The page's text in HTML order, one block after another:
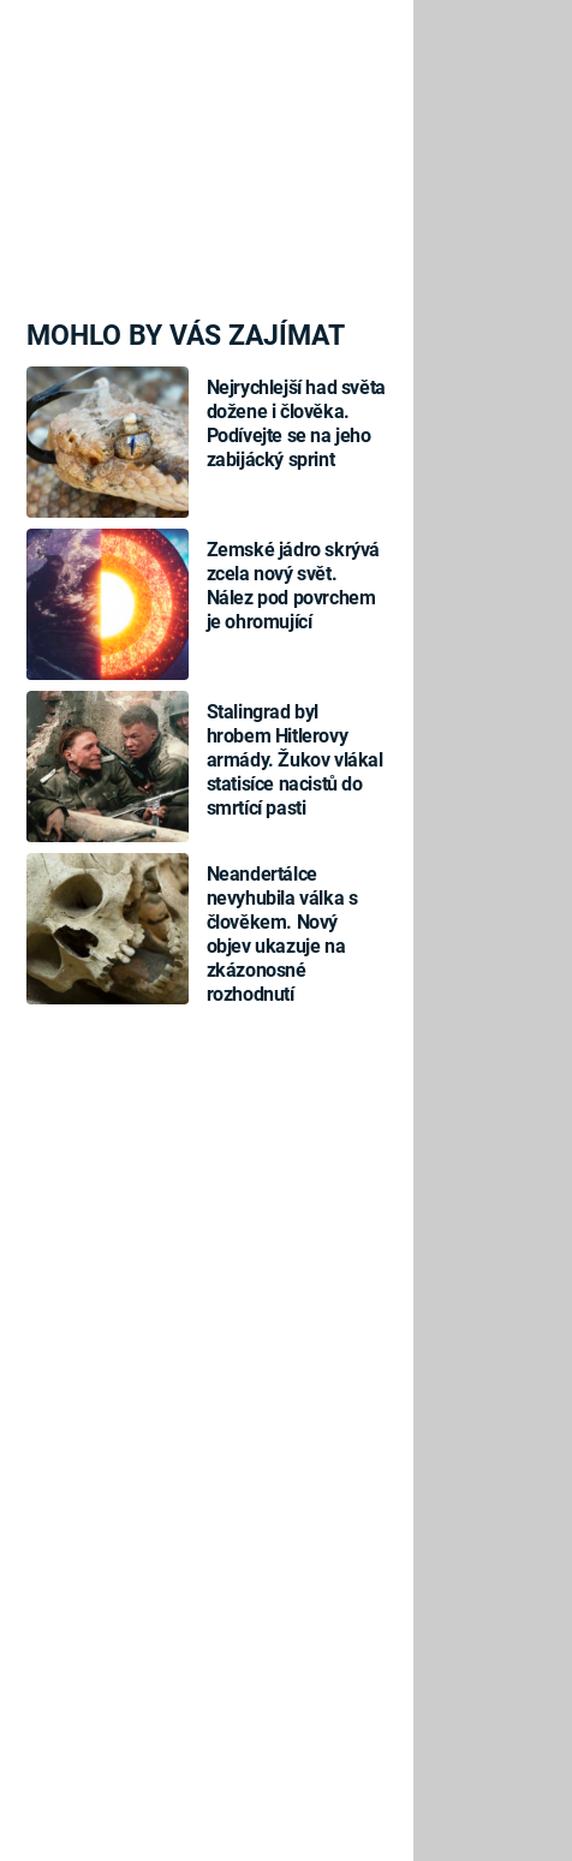
MOHLO BY VÁS ZAJÍMAT
Nejrychlejší had světa
dožene i člověka.
Podívejte se na jeho
zabijácký sprint
Zemské jádro skrývá
zcela nový svět.
Nález pod povrchem
je ohromující
Stalingrad byl
hrobem Hitlerovy
armády. Žukov vlákal
statisíce nacistů do
smrtící pasti
Neandertálce
nevyhubila válka s
člověkem. Nový
objev ukazuje na
zkázonosné
rozhodnutí